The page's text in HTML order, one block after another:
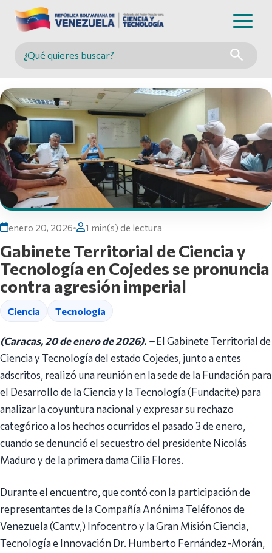
Buscar en MINCYT
enero 20, 2026• 1 min(s) de lectura
Gabinete Territorial de Ciencia y
Tecnología en Cojedes se pronuncia
contra agresión imperial
Ciencia Tecnología
(Caracas, 20 de enero de 2026). –El Gabinete Territorial de
Ciencia y Tecnología del estado Cojedes, junto a entes
adscritos, realizó una reunión en la sede de la Fundación para
el Desarrollo de la Ciencia y la Tecnología (Fundacite) para
analizar la coyuntura nacional y expresar su rechazo
categórico a los hechos ocurridos el pasado 3 de enero,
cuando se denunció el secuestro del presidente Nicolás
Maduro y de la primera dama Cilia Flores.
Durante el encuentro, que contó con la participación de
representantes de la Compañía Anónima Teléfonos de
Venezuela (Cantv,) Infocentro y la Gran Misión Ciencia,
Tecnología e Innovación Dr. Humberto Fernández-Morán,